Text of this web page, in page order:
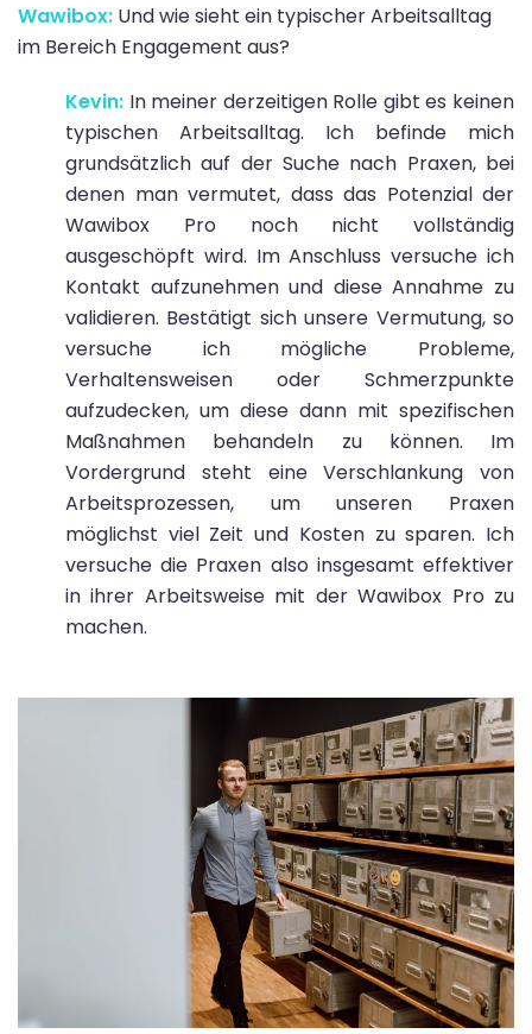
Wawibox: Und wie sieht ein typischer Arbeitsalltag
im Bereich Engagement aus?
Kevin: In meiner derzeitigen Rolle gibt es keinen
typischen Arbeitsalltag. Ich befinde mich
grundsätzlich auf der Suche nach Praxen, bei
denen man vermutet, dass das Potenzial der
Wawibox Pro noch nicht vollständig
ausgeschöpft wird. Im Anschluss versuche ich
Kontakt aufzunehmen und diese Annahme zu
validieren. Bestätigt sich unsere Vermutung, so
versuche ich mögliche Probleme,
Verhaltensweisen oder Schmerzpunkte
aufzudecken, um diese dann mit spezifischen
Maßnahmen behandeln zu können. Im
Vordergrund steht eine Verschlankung von
Arbeitsprozessen, um unseren Praxen
möglichst viel Zeit und Kosten zu sparen. Ich
versuche die Praxen also insgesamt effektiver
in ihrer Arbeitsweise mit der Wawibox Pro zu
machen.